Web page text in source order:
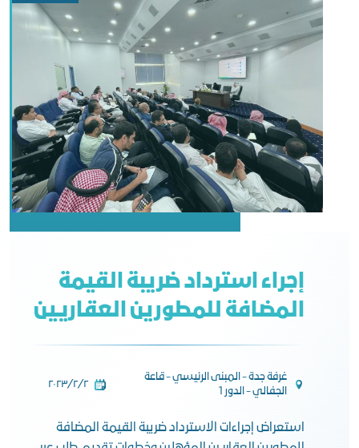
إجراء استرداد ضريبة القيمة
المضافة للمطورين العقاريين
غرفة جدة - المبنى الرئيسي - قاعة
الجفالي - الدور 1
٢‏/٢‏/٢٠٢٣
استعراض إجراءات الاسترداد ضريبة القيمة المضافة